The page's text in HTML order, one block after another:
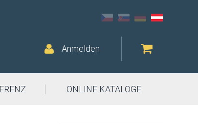
Anmelden
ONLINE KATALOGE